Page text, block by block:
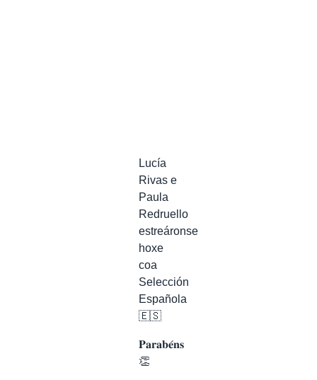
Lucía
Rivas e
Paula
Redruello
estreáronse
hoxe
coa
Selección
Española
🇪🇸
𝐏𝐚𝐫𝐚𝐛𝐞́𝐧𝐬
👏